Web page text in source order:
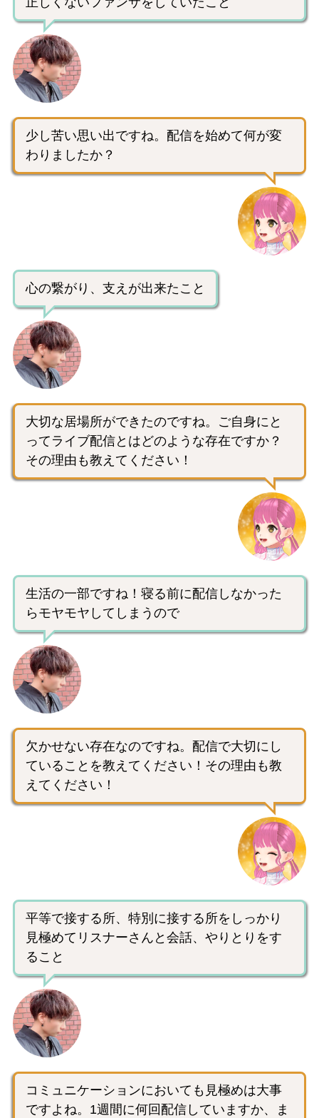
少し苦い思い出ですね。配信を始めて何が変
わりましたか？
心の繋がり、支えが出来たこと
大切な居場所ができたのですね。ご自身にと
ってライブ配信とはどのような存在ですか？
その理由も教えてください！
生活の一部ですね！寝る前に配信しなかった
らモヤモヤしてしまうので
欠かせない存在なのですね。配信で大切にし
ていることを教えてください！その理由も教
えてください！
平等で接する所、特別に接する所をしっかり
見極めてリスナーさんと会話、やりとりをす
ること
コミュニケーションにおいても見極めは大事
ですよね。1週間に何回配信していますか、ま